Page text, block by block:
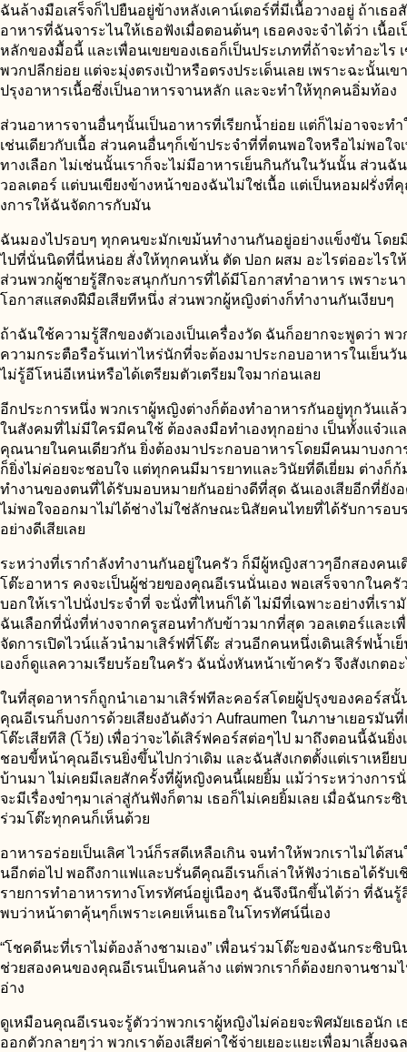
ฉันล้างมือเสร็จก็ไปยืนอยู่ข้างหลังเคาน์เตอร์ที่มีเนื้อวางอยู่ ถ้าเธอ
อาหารที่ฉันจาระไนให้เธอฟังเมื่อตอนต้นๆ เธอคงจะจำได้ว่า เนื้อ
หลักของมื้อนี้ และเพื่อนเขยของเธอก็เป็นประเภทที่ถ้าจะทำอะไร
พวกปลีกย่อย แต่จะมุ่งตรงเป้าหรือตรงประเด็นเลย เพราะฉะนั้นเข
ปรุงอาหารเนื้อซึ่งเป็นอาหารจานหลัก และจะทำให้ทุกคนอิ่มท้อง
ส่วนอาหารจานอื่นๆนั้นเป็นอาหารที่เรียกน้ำย่อย แต่ก็ไม่อาจจะท
เช่นเดียวกับเนื้อ ส่วนคนอื่นๆก็เข้าประจำที่ที่ตนพอใจหรือไม่พอใจ
ทางเลือก ไม่เช่นนั้นเราก็จะไม่มีอาหารเย็นกินกันในวันนั้น ส่วนฉั
วอลเตอร์ แต่บนเขียงข้างหน้าของฉันไม่ใช่เนื้อ แต่เป็นหอมฝรั่งที่
งการให้ฉันจัดการกับมัน
ฉันมองไปรอบๆ ทุกคนขะมักเขม้นทำงานกันอยู่อย่างแข็งขัน โดย
ไปที่นั่นนิดที่นี่หน่อย สั่งให้ทุกคนหั่น ตัด ปอก ผสม อะไรต่ออะไรใ
ส่วนพวกผู้ชายรู้สึกจะสนุกกับการที่ได้มีโอกาสทำอาหาร เพราะน
โอกาสแสดงฝีมือเสียทีหนึ่ง ส่วนพวกผู้หญิงต่างก็ทำงานกันเงียบๆ
ถ้าฉันใช้ความรู้สึกของตัวเองเป็นเครื่องวัด ฉันก็อยากจะพูดว่า พว
ความกระตือรือร้นเท่าไหร่นักที่จะต้องมาประกอบอาหารในเย็นวั
ไม่รู้อีโหน่อีเหน่หรือได้เตรียมตัวเตรียมใจมาก่อนเลย
อีกประการหนึ่ง พวกเราผู้หญิงต่างก็ต้องทำอาหารกันอยู่ทุกวันแล้
ในสังคมที่ไม่มีใครมีคนใช้ ต้องลงมือทำเองทุกอย่าง เป็นทั้งแจ๋วแ
คุณนายในคนเดียวกัน ยิ่งต้องมาประกอบอาหารโดยมีคนมาบงกา
ก็ยิ่งไม่ค่อยจะชอบใจ แต่ทุกคนมีมารยาทและวินัยที่ดีเยี่ยม ต่างก็
ทำงานของตนที่ได้รับมอบหมายกันอย่างดีที่สุด ฉันเองเสียอีกที่ยัง
ไม่พอใจออกมาไม่ได้ช่างไม่ใช่ลักษณะนิสัยคนไทยที่ได้รับการอบ
อย่างดีเสียเลย
ระหว่างที่เรากำลังทำงานกันอยู่ในครัว ก็มีผู้หญิงสาวๆอีกสองคน
โต๊ะอาหาร คงจะเป็นผู้ช่วยของคุณอีเรนนั่นเอง พอเสร็จจากในค
บอกให้เราไปนั่งประจำที่ จะนั่งที่ไหนก็ได้ ไม่มีที่เฉพาะอย่างที่เรา
ฉันเลือกที่นั่งที่ห่างจากครูสอนทำกับข้าวมากที่สุด วอลเตอร์และเ
จัดการเปิดไวน์แล้วนำมาเสิร์ฟที่โต๊ะ ส่วนอีกคนหนึ่งเดินเสิร์ฟน้ำเ
เองก็ดูแลความเรียบร้อยในครัว ฉันนั่งหันหน้าเข้าครัว จึงสังเกตอ
ในที่สุดอาหารก็ถูกนำเอามาเสิร์ฟทีละคอร์สโดยผู้ปรุงของคอร์ส
คุณอีเรนก็บงการด้วยเสียงอันดังว่า Aufraumen ในภาษาเยอรมันที่
โต๊ะเสียทีสิ (โว้ย) เพื่อว่าจะได้เสิร์ฟคอร์สต่อๆไป มาถึงตอนนี้ฉันยิ่
ชอบขี้หน้าคุณอีเรนยิ่งขึ้นไปกว่าเดิม และฉันสังเกตตั้งแต่เราเหยีย
บ้านมา ไม่เคยมีเลยสักครั้งที่ผู้หญิงคนนี้เผยยิ้ม แม้ว่าระหว่างการนั่
จะมีเรื่องขำๆมาเล่าสู่กันฟังก็ตาม เธอก็ไม่เคยยิ้มเลย เมื่อฉันกระ
ร่วมโต๊ะทุกคนก็เห็นด้วย
อาหารอร่อยเป็นเลิศ ไวน์ก็รสดีเหลือเกิน จนทำให้พวกเราไม่ได้ส
นอีกต่อไป พอถึงกาแฟและบรั่นดีคุณอีเรนก็เล่าให้ฟังว่าเธอได้รับ
รายการทำอาหารทางโทรทัศน์อยู่เนืองๆ ฉันจึงนึกขึ้นได้ว่า ที่ฉัน
พบว่าหน้าตาคุ้นๆก็เพราะเคยเห็นเธอในโทรทัศน์นี่เอง
“โชคดีนะที่เราไม่ต้องล้างชามเอง” เพื่อนร่วมโต๊ะของฉันกระซิบ
ช่วยสองคนของคุณอีเรนเป็นคนล้าง แต่พวกเราก็ต้องยกจานชามไ
อ่าง
ดูเหมือนคุณอีเรนจะรู้ตัวว่าพวกเราผู้หญิงไม่ค่อยจะพิศมัยเธอนัก เ
ออกตัวกลายๆว่า พวกเราต้องเสียค่าใช้จ่ายเยอะแยะเพื่อมาเลี้ยง